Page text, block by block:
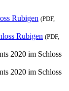
Rubigen (PDF,
Rubigen (PDF,